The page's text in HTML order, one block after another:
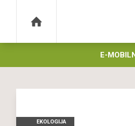
E-
EKOLOGIJA